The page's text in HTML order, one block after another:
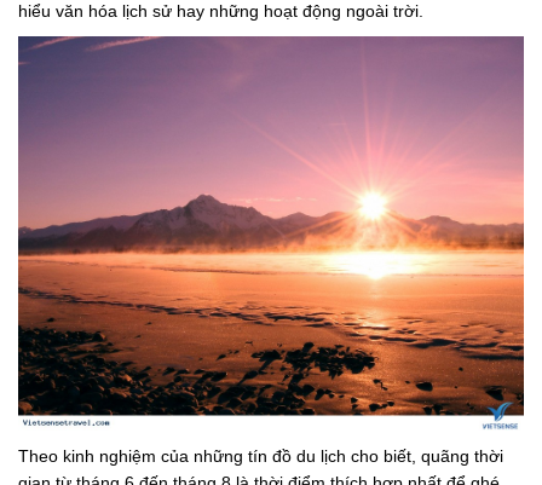
hiểu văn hóa lịch sử hay những hoạt động ngoài trời.
Theo kinh nghiệm của những tín đồ du lịch cho biết, quãng thời